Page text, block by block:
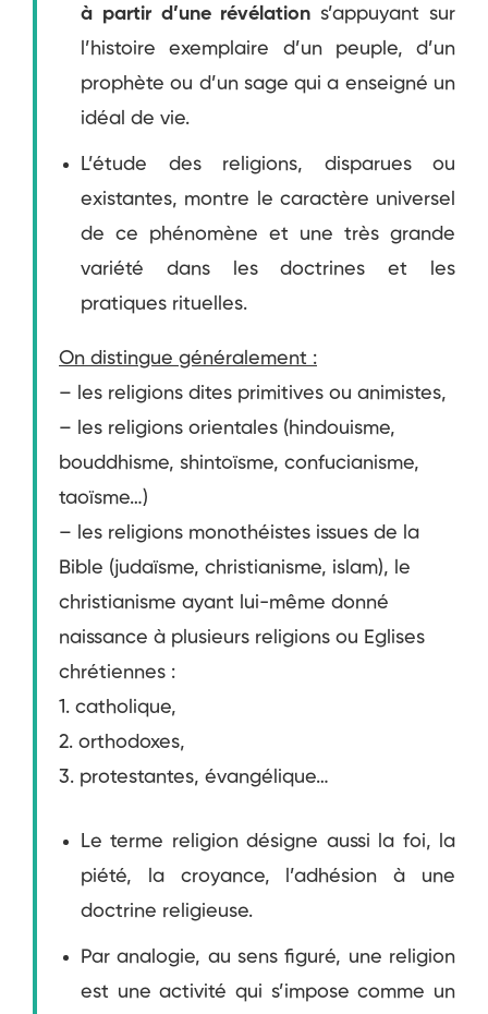
à partir d’une révélation s’appuyant sur
l’histoire exemplaire d’un peuple, d’un
prophète ou d’un sage qui a enseigné un
idéal de vie.
L’étude des religions, disparues ou
existantes, montre le caractère universel
de ce phénomène et une très grande
variété dans les doctrines et les
pratiques rituelles.
On distingue généralement :
– les religions dites primitives ou animistes,
– l es religions orientales (hindouisme,
bouddhisme, shintoïsme, confucianisme,
taoïsme…)
– les religions monothéistes issues de la
Bible (judaïsme, christianisme, islam), le
christianisme ayant lui-même donné
naissance à plusieurs religions ou Eglises
chrétiennes :
1. catholique,
2. orthodoxes,
3. protestantes, évangélique…
Le terme religion désigne aussi la foi, la
piété, la croyance, l’adhésion à une
doctrine religieuse.
Par analogie, au sens figuré, une religion
est une activité qui s’impose comme un